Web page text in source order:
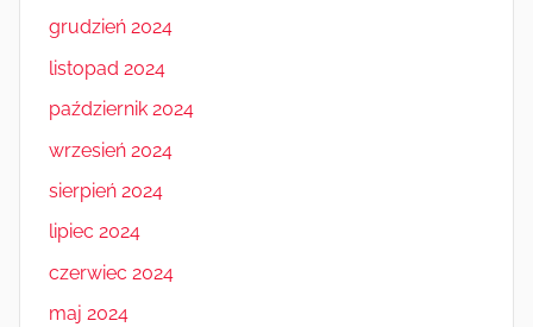
grudzień 2024
listopad 2024
październik 2024
wrzesień 2024
sierpień 2024
lipiec 2024
czerwiec 2024
maj 2024